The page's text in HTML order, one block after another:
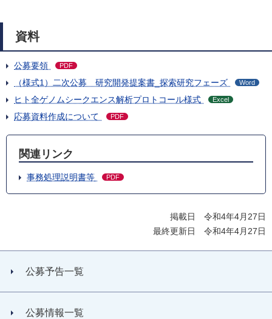
資料
公募要領 PDF
（様式1）二次公募 研究開発提案書_探索研究フェーズ Word
ヒト全ゲノムシークエンス解析プロトコール様式 Excel
応募資料作成について PDF
関連リンク
事務処理説明書等 PDF
掲載日 令和4年4月27日
最終更新日 令和4年4月27日
公募予告一覧
公募情報一覧